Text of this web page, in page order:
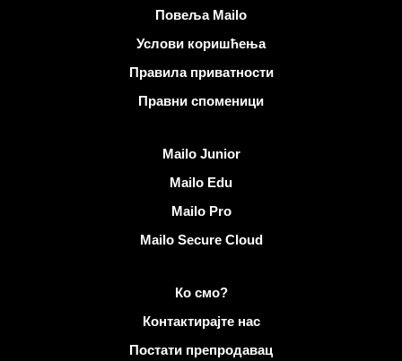
Повеља Mailo
Услови коришћења
Правила приватности
Правни споменици
Mailo Junior
Mailo Edu
Mailo Pro
Mailo Secure Cloud
Више информација на MailoКо смо?
Контактирајте нас
Постати препродавац